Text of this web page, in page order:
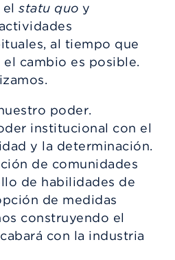
statu quo y
al tiempo que
cambio es posible.
poder.
institucional con el
y la determinación.
de comunidades
de habilidades de
de medidas
construyendo el
con la industria